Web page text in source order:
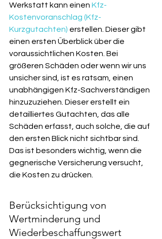
Werkstatt kann einen Kfz-
Kostenvoranschlag (Kfz-
Kurzgutachten) erstellen. Dieser gibt
einen ersten Überblick über die
voraussichtlichen Kosten. Bei
größeren Schäden oder wenn wir uns
unsicher sind, ist es ratsam, einen
unabhängigen Kfz-Sachverständigen
hinzuzuziehen. Dieser erstellt ein
detailliertes Gutachten, das alle
Schäden erfasst, auch solche, die auf
den ersten Blick nicht sichtbar sind.
Das ist besonders wichtig, wenn die
gegnerische Versicherung versucht,
die Kosten zu drücken.
Berücksichtigung von
Wertminderung und
Wiederbeschaffungswert